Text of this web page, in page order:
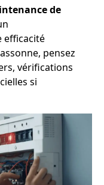
de
efficacité
pensez
vérifications
si